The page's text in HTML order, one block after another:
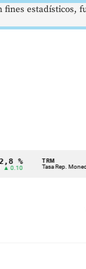
TRM
Tasa Rep. Moneda